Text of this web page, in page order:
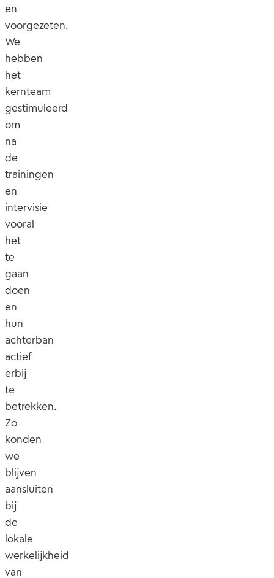
en
voorgezeten.
We
hebben
het
kernteam
gestimuleerd
om
na
de
trainingen
en
intervisie
vooral
het
te
gaan
doen
en
hun
achterban
actief
erbij
te
betrekken.
Zo
konden
we
blijven
aansluiten
bij
de
lokale
werkelijkheid
van